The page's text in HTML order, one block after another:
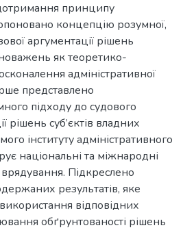
принципу
концепцію розумної,
аргументації рішень
як теоретико-
адміністративної
представлено
підходу до судового
рішень суб’єктів владних
інституту адміністративного
національні та міжнародні
Підкреслено
результатів, яке
відповідних
обґрунтованості рішень